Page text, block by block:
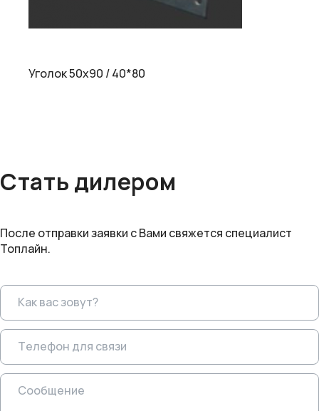
Уголок 50х90 / 40*80
Стать дилером
После отправки заявки с Вами свяжется специалист
Топлайн.